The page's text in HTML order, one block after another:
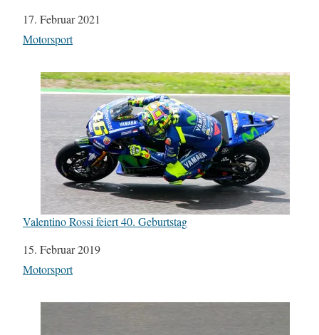
Datum
17. Februar 2021
In Bezug auf
Motorsport
Valentino Rossi feiert 40. Geburtstag
Datum
15. Februar 2019
In Bezug auf
Motorsport